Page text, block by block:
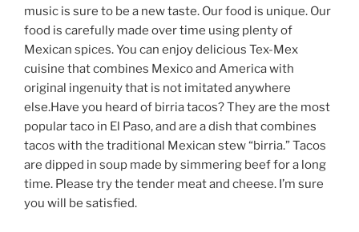
music is sure to be a new taste. Our food is unique. Our
food is carefully made over time using plenty of
Mexican spices. You can enjoy delicious Tex-Mex
cuisine that combines Mexico and America with
original ingenuity that is not imitated anywhere
else.Have you heard of birria tacos? They are the most
popular taco in El Paso, and are a dish that combines
tacos with the traditional Mexican stew “birria.” Tacos
are dipped in soup made by simmering beef for a long
time. Please try the tender meat and cheese. I’m sure
you will be satisfied.